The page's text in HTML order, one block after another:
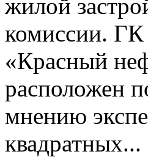
жилой
комиссии. ГК
«Красный
расположен
мнению
квадратных...